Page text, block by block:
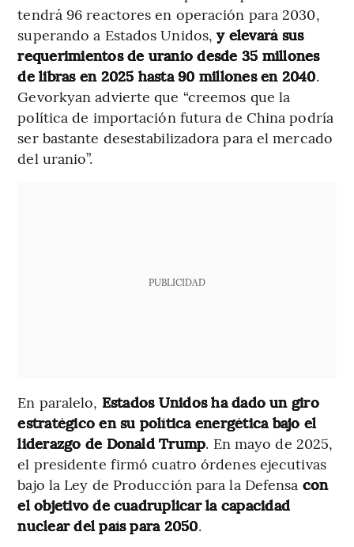
tendrá 96 reactores en operación para 2030,
superando a Estados Unidos,y elevará sus
requerimientos de uranio desde 35 millones
de libras en 2025 hasta 90 millones en 2040.
Gevorkyan advierte que “creemos que la
política de importación futura de China podría
ser bastante desestabilizadora para el mercado
del uranio”.
PUBLICIDAD
En paralelo, Estados Unidos ha dado un giro
estratégico en su política energética bajo el
liderazgo de Donald Trump. En mayo de 2025,
el presidente firmó cuatro órdenes ejecutivas
bajo la Ley de Producción para la Defensa con
el objetivo de cuadruplicar la capacidad
nuclear del país para 2050.